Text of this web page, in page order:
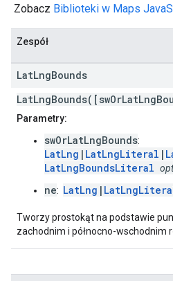
Zobacz Biblioteki w Maps
Zespół
LatLngBounds
Parametry:
swOrLatLngBounds:
LatLng | LatLngLiteral |
LatLngBoundsLiteral
ne: LatLng |
Tworzy prostokąt na podstawie
zachodnim i północno-wschodnim